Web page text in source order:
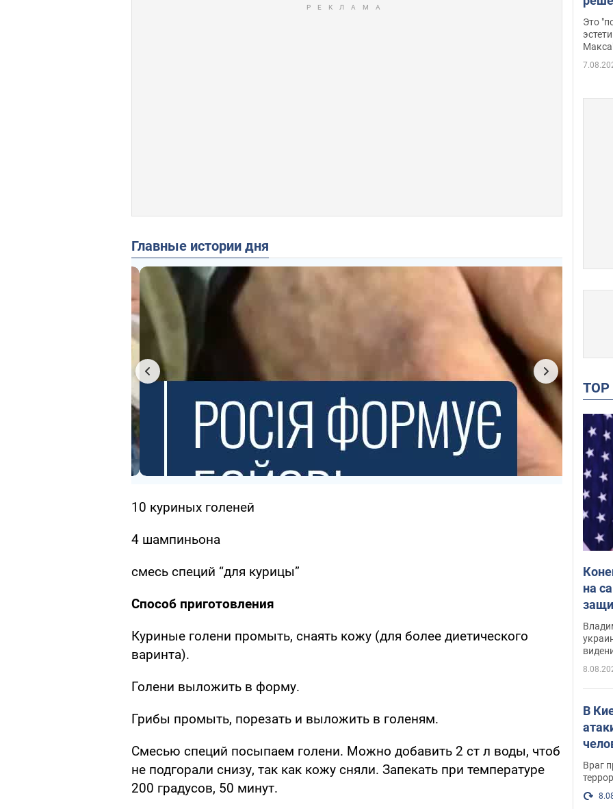
Главные истории дня
10 куриных голеней
4 шампиньона
смесь специй “для курицы”
Способ приготовления
Куриные голени промыть, снаять кожу (для более диетического
варинта).
Голени выложить в форму.
Грибы промыть, порезать и выложить в голеням.
Смесью специй посыпаем голени. Можно добавить 2 ст л воды, чтоб
не подгорали снизу, так как кожу сняли. Запекать при температуре
200 градусов, 50 минут.
Это
на
В
Враг